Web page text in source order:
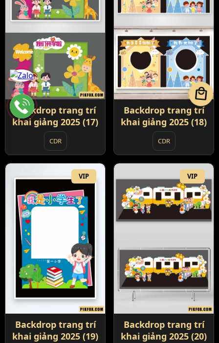
Backdrop trang trí
khai giảng 2025 (17)
CDR
Backdrop trang trí
khai giảng 2025 (18)
CDR
VIP
Backdrop trang trí
khai giảng 2025 (19)
VIP
Backdrop trang trí
khai giảng 2025 (20)
local_mall